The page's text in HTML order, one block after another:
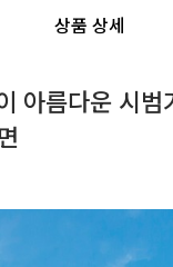
상품 상세
아름다운 시범